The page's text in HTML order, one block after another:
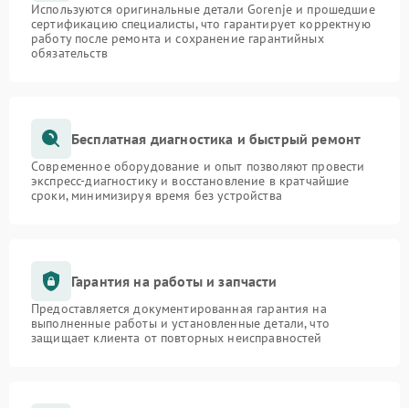
Используются оригинальные детали Gorenje и прошедшие
сертификацию специалисты, что гарантирует корректную
работу после ремонта и сохранение гарантийных
обязательств
Бесплатная диагностика и быстрый ремонт
Современное оборудование и опыт позволяют провести
экспресс-диагностику и восстановление в кратчайшие
сроки, минимизируя время без устройства
Гарантия на работы и запчасти
Предоставляется документированная гарантия на
выполненные работы и установленные детали, что
защищает клиента от повторных неисправностей